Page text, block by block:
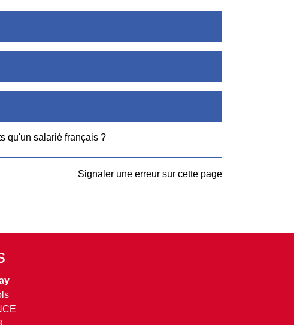
qu'un salarié français ?
Signaler une erreur sur cette page